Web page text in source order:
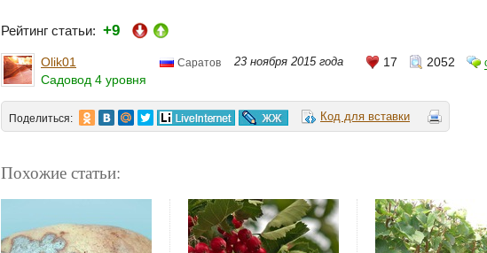
Рейтинг статьи: +9
Olik01
Садовод 4 уровня
Саратов 23 ноября 2015 года 17 2052
Поделиться: Код для вставки
Похожие статьи: